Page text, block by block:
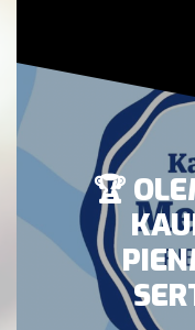
🏆